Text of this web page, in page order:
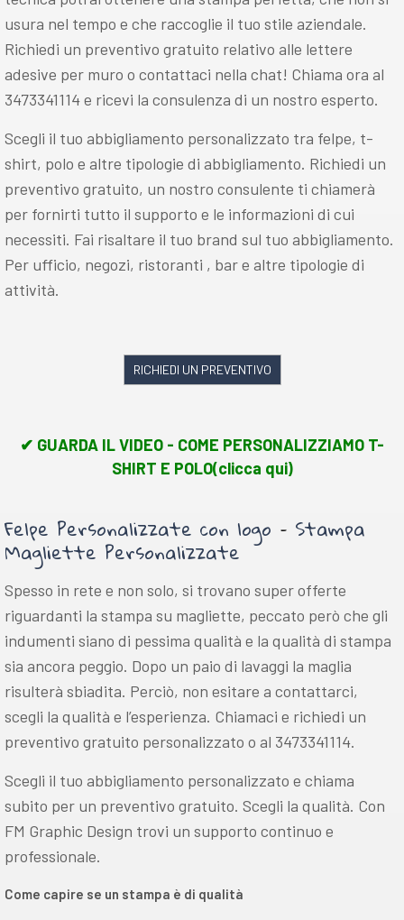
usura nel tempo e che raccoglie il tuo stile aziendale.
Richiedi un preventivo gratuito relativo alle lettere
adesive per muro o contattaci nella chat! Chiama ora al
3473341114 e ricevi la consulenza di un nostro esperto.
Scegli il tuo abbigliamento personalizzato tra felpe, t-
shirt, polo e altre tipologie di abbigliamento. Richiedi un
preventivo gratuito, un nostro consulente ti chiamerà
per fornirti tutto il supporto e le informazioni di cui
necessiti. Fai risaltare il tuo brand sul tuo abbigliamento.
Per ufficio, negozi, ristoranti , bar e altre tipologie di
attività.
RICHIEDI UN PREVENTIVO
✔ GUARDA IL VIDEO - COME PERSONALIZZIAMO T-
SHIRT E POLO(clicca qui)
Felpe Personalizzate con logo – Stampa
Magliette Personalizzate
Spesso in rete e non solo, si trovano super offerte
riguardanti la stampa su magliette, peccato però che gli
indumenti siano di pessima qualità e la qualità di stampa
sia ancora peggio. Dopo un paio di lavaggi la maglia
risulterà sbiadita. Perciò, non esitare a contattarci,
scegli la qualità e l’esperienza. Chiamaci e richiedi un
preventivo gratuito personalizzato o al 3473341114.
Scegli il tuo abbigliamento personalizzato e chiama
subito per un preventivo gratuito. Scegli la qualità. Con
FM Graphic Design trovi un supporto continuo e
professionale.
Come capire se un stampa è di qualità